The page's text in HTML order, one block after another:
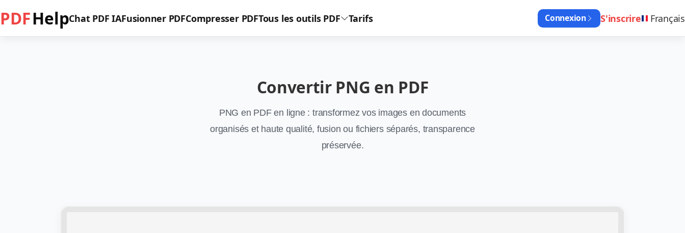
PDFHelpChat PDF IAFusionner PDFCompresser PDFTous les outils PDF Tarifs Connexion S'inscrire Français
Convertir PNG en PDF
PNG en PDF en ligne : transformez vos images en documents
organisés et haute qualité, fusion ou fichiers séparés, transparence
préservée.